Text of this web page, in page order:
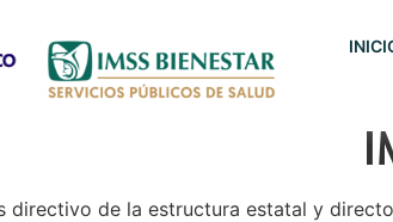
directivo de la estructura estatal y